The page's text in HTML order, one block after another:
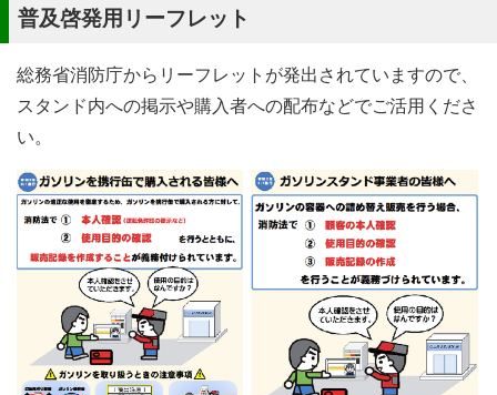
普及啓発用リーフレット
総務省消防庁からリーフレットが発出されていますので、
スタンド内への掲示や購入者への配布などでご活用くださ
い。